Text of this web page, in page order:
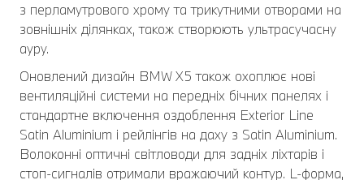
з перламутрового хрому та трикутними отворами на
зовнішніх ділянках, також створюють ультрасучасну
ауру.
Оновлений дизайн BMW X5 також охоплює нові
вентиляційні системи на передніх бічних панелях і
стандартне включення оздоблення Exterior Line
Satin Aluminium і рейлінгів на даху з Satin Aluminium.
Волоконні оптичні світловоди для задніх ліхтарів і
стоп-сигналів отримали вражаючий контур. L-форма,